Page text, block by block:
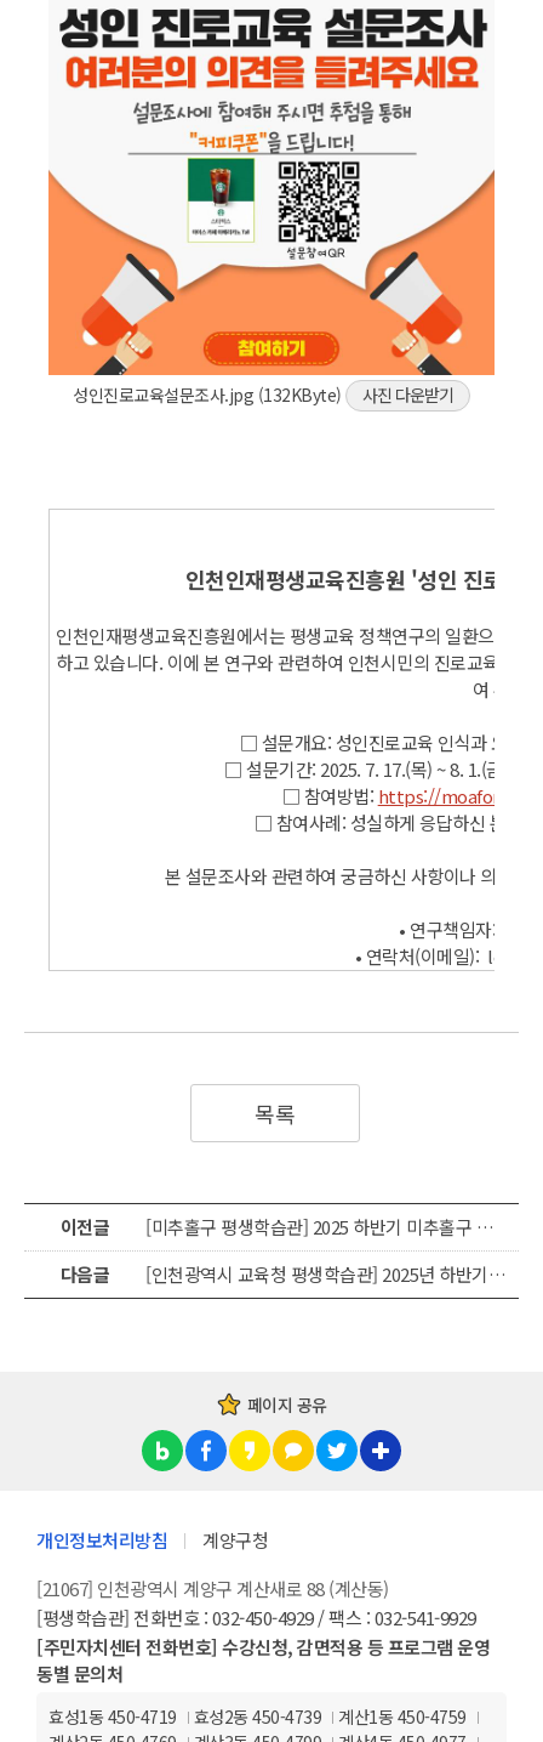
성인진로교육설문조사.jpg (132KByte) 사진 다운받기
인천인재평생교육진흥원 '성인 진로교
인천인재평생교육진흥원에서는 평생교육 정책연구의 일환으로
하고 있습니다. 이에 본 연구와 관련하여 인천시민의 진로교육 인
여 부탁
□ 설문개요: 성인진로교육 인식과 요구,
□ 설문기간: 2025. 7. 17.(목) ~ 8. 1.(금)까
□ 참여방법: https://
□ 참여사례: 성실하게 응답하신 분 중
본 설문조사와 관련하여 궁금하신 사항이나 의문이
• 연구책임자: 러닝
• 연락처(이메일):
목록
이전글
[미추홀구 평생학습관] 2025 하반기 미추홀구 평생학습관 프로그램 수강생모집
다음글
[인천광역시 교육청 평생학습관] 2025년 하반기 정규 프로그램 수강생 모집
페이지 공유
개인정보처리방침
계양구청
[21067] 인천광역시 계양구 계산새로 88 (계산동)
[평생학습관] 전화번호 : 032-450-4929 / 팩스 : 032-541-9929
[주민자치센터 전화번호] 수강신청, 감면적용 등 프로그램 운영
동별 문의처
효성1동 450-4719 효성2동 450-4739
계산1동 450-4759